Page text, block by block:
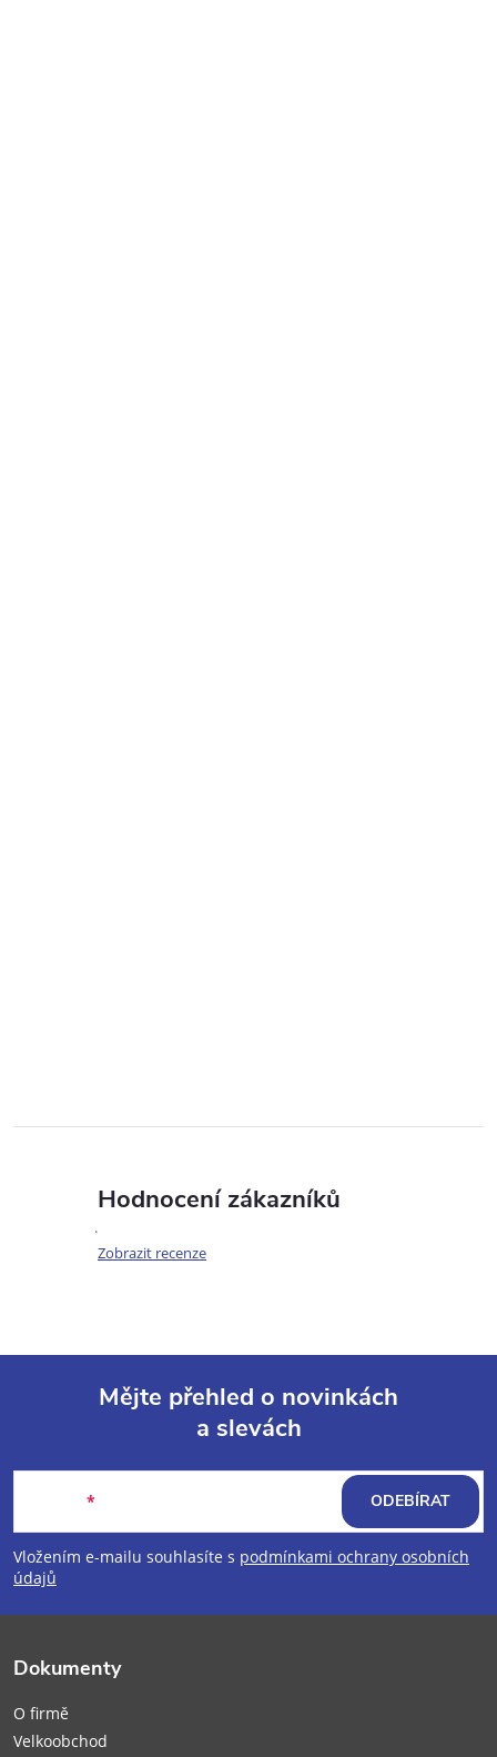
Hodnocení zákazníků
Zobrazit recenze
p
a
Mějte přehled o novinkách
a slevách
Vložením e-mailu souhlasíte s podmínkami ochrany osobních
údajů
ODEBÍRAT
Dokumenty
O firmě
Velkoobchod